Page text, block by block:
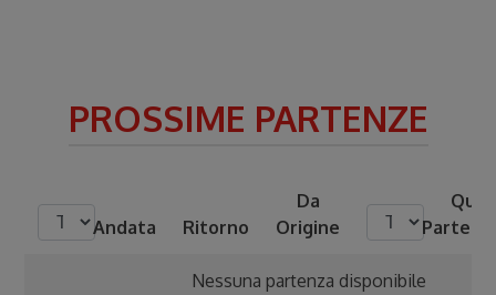
PROSSIME PARTENZE
Andata Ritorno
Da
Origine
Nessuna partenza disponibile